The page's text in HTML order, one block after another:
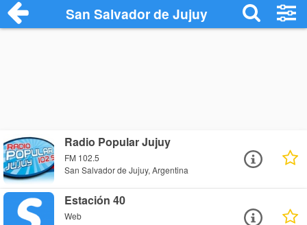
San Salvador de Jujuy
Radio Popular Jujuy
FM 102.5
San Salvador de Jujuy, Argentina
Estación 40
Web